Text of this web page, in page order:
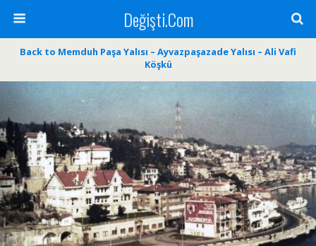
Değişti.Com
Back to Memduh Paşa Yalısı – Ayvazpaşazade Yalısı – Ali Vafi
Köşkü